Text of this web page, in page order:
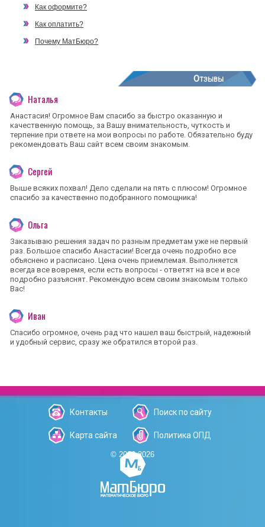
Как оформите?
Как оплатить?
Почему МатБюро?
Отзывы
Наталья
Анастасия! Огромное Вам спасибо за быстро оказанную и
качественную помощь, за Вашу внимательность, чуткость и
терпение при ответе на мои вопросы по работе. Обязательно буду
рекомендовать Ваш сайт всем своим знакомым.
Сергей
Выше всяких похвал! Дело сделали на пять с плюсом! Огромное
спасибо за качественно подобранного помощника!
Ольга
Заказываю решения задач по разным предметам уже не первый
раз. Большое спасибо Анастасии! Всегда очень подробно все
объяснено и расписано. Цена очень приемлемая. Выполняется
всегда все вовремя, если есть вопросы - ответят на все и все
подробно разъяснят. Рекомендую всем своим знакомым только
Вас!
Иван
Спасибо огромное, очень рад что нашел ваш быстрый, надежный
и удобный сервис, сразу же обратился второй раз.
Контакты Поиск по сайту
Карта сайта Политика ОПД
© 2006-2026